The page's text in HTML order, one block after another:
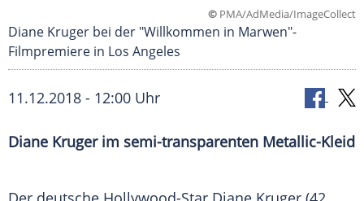
© PMA/AdMedia/ImageCollect
Diane Kruger bei der "Willkommen in Marwen"-
Filmpremiere in Los Angeles
11.12.2018 - 12:00 Uhr
Diane Krugerim semi-transparenten Metallic-Kleid